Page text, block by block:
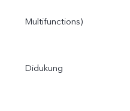
Multifunctions)
Didukung